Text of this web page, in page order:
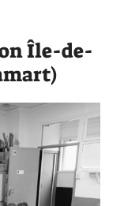
Île-de-